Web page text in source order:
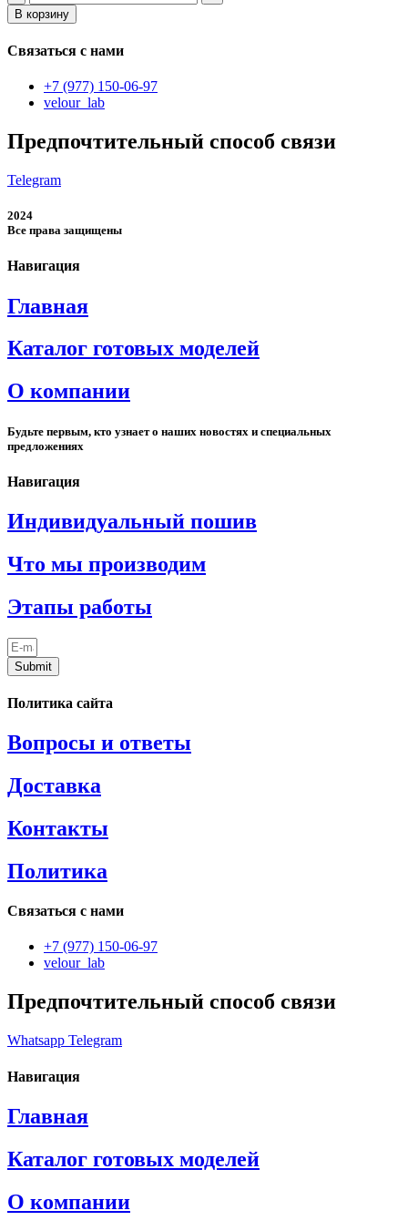
товара
мужские
штаны
В корзину
Связаться с нами
+7 (977) 150-06-97
velour_lab
Предпочтительный способ связи
Telegram
2024
Все права защищены
Навигация
Главная
Каталог готовых моделей
О компании
Будьте первым, кто узнает о наших новостях и специальных
предложениях
Навигация
Индивидуальный пошив
Что мы производим
Этапы работы
Submit
Политика сайта
Вопросы и ответы
Доставка
Контакты
Политика
Связаться с нами
+7 (977) 150-06-97
velour_lab
Предпочтительный способ связи
Whatsapp Telegram
Навигация
Главная
Каталог готовых моделей
О компании